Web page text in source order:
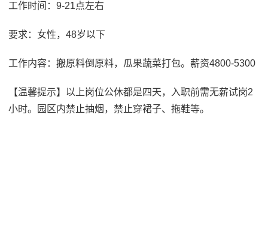
工作时间：9-21点左右
要求：女性，48岁以下
工作内容：搬原料倒原料，瓜果蔬菜打包。薪资4800-5300
【温馨提示】以上岗位公休都是四天，入职前需无薪试岗2
小时。园区内禁止抽烟，禁止穿裙子、拖鞋等。